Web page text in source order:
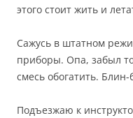
этого стоит жить и
Сажусь в штатном
приборы. Опа, забыл
смесь обогатить.
Подъезжаю к